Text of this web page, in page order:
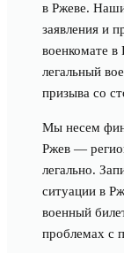
в Ржеве.
заявления и
военкомате
легальный
призыва со
Мы несем
Ржев —
легально.
ситуации в
военный
проблемах с